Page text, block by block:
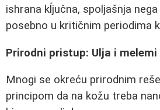
ishrana kĺjučna, spoljašnja
posebno u kritičnim periodima
Prirodni pristup: Ulja i melemi
Mnogi se okreću prirodnim
principom da na kožu treba